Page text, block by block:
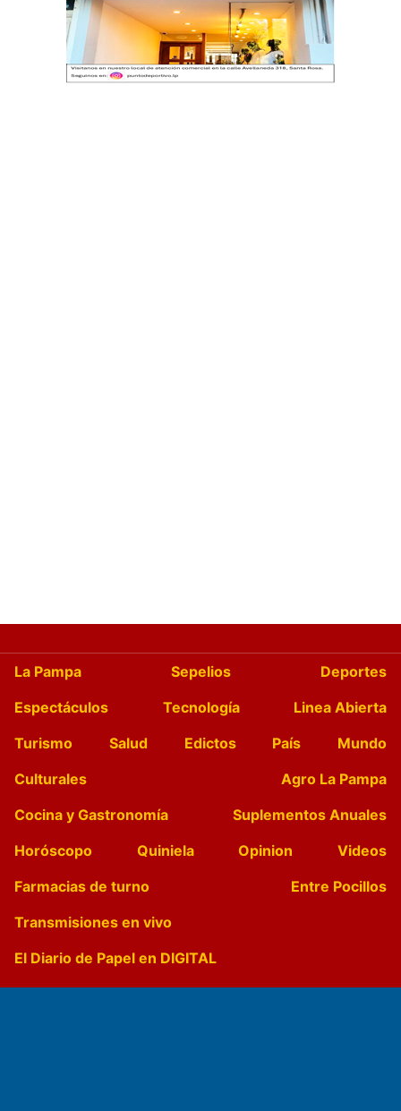
La Pampa Sepelios
Deportes
Espectáculos
Tecnología
Linea Abierta
Turismo
Salud Edictos País
Mundo
Culturales
Agro La Pampa
Cocina y Gastronomía
Suplementos Anuales
Horóscopo
Quiniela Opinion
Videos
Farmacias de turno
Entre Pocillos
Transmisiones en vivo
El Diario de Papel en DIGITAL